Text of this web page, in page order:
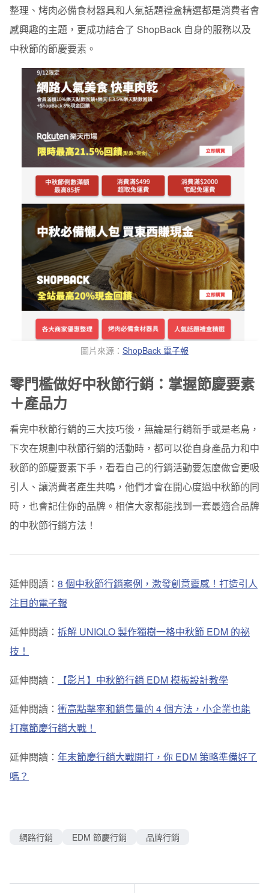
整理、烤肉必備食材器具和人氣話題禮盒精選都是消費者會
感興趣的主題，更成功結合了 ShopBack 自身的服務以及
中秋節的節慶要素。
圖片來源： ShopBack 電子報
零門檻做好中秋節行銷：掌握節慶要素
＋產品力
看完中秋節行銷的三大技巧後，無論是行銷新手或是老鳥，
下次在規劃中秋節行銷的活動時，都可以從自身產品力和中
秋節的節慶要素下手，看看自己的行銷活動要怎麼做會更吸
引人、讓消費者產生共鳴，他們才會在開心度過中秋節的同
時，也會記住你的品牌。相信大家都能找到一套最適合品牌
的中秋節行銷方法！
延伸閱讀： 8 個中秋節行銷案例，激發創意靈感！打造引人
注目的電子報
延伸閱讀： 拆解 UNIQLO 製作獨樹一格中秋節 EDM 的祕
技！
延伸閱讀： 【影片】中秋節行銷 EDM 模板設計教學
延伸閱讀： 衝高點擊率和銷售量的 4 個方法，小企業也能
打贏節慶行銷大戰！
延伸閱讀： 年末節慶行銷大戰開打，你 EDM 策略準備好了
嗎？
網路行銷 EDM 節慶行銷 品牌行銷